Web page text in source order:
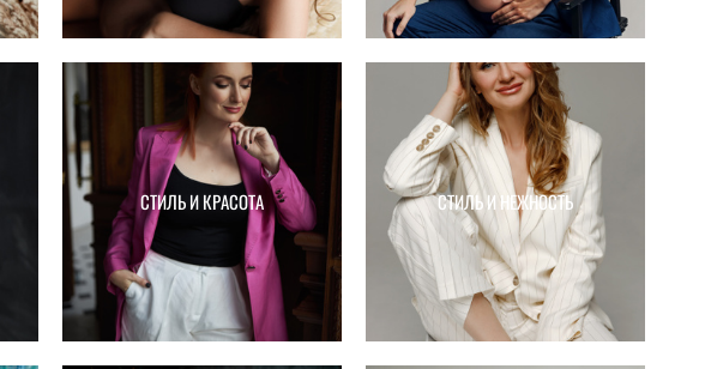
СТИЛЬ И КРАСОТА СТИЛЬ И НЕЖНОСТЬ